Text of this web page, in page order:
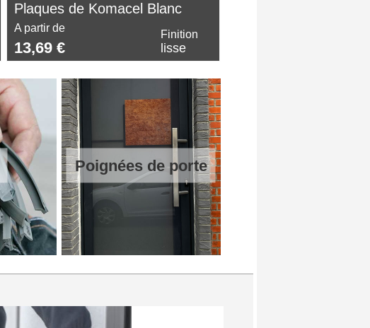
Plaques de Komacel Blanc
A partir de
13,69 €
Finition
lisse
Poignées de porte